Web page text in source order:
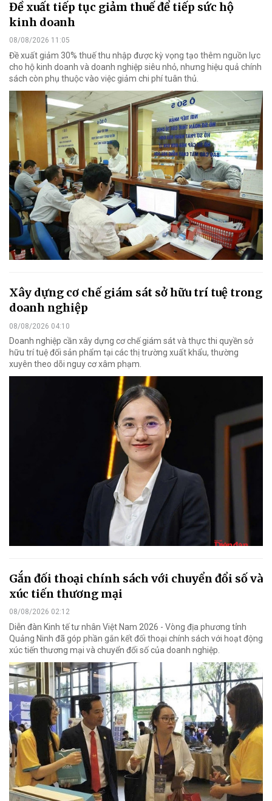
Đề xuất tiếp tục giảm thuế để tiếp sức hộ
kinh doanh
08/08/2026 11:05
Đề xuất giảm 30% thuế thu nhập được kỳ vọng tạo thêm nguồn lực
cho hộ kinh doanh và doanh nghiệp siêu nhỏ, nhưng hiệu quả chính
sách còn phụ thuộc vào việc giảm chi phí tuân thủ.
Xây dựng cơ chế giám sát sở hữu trí tuệ trong
doanh nghiệp
08/08/2026 04:10
Doanh nghiệp cần xây dựng cơ chế giám sát và thực thi quyền sở
hữu trí tuệ đối sản phẩm tại các thị trường xuất khẩu, thường
xuyên theo dõi nguy cơ xâm phạm.
Gắn đối thoại chính sách với chuyển đổi số và
xúc tiến thương mại
08/08/2026 02:12
Diễn đàn Kinh tế tư nhân Việt Nam 2026 - Vòng địa phương tỉnh
Quảng Ninh đã góp phần gắn kết đối thoại chính sách với hoạt động
xúc tiến thương mại và chuyển đổi số của doanh nghiệp.